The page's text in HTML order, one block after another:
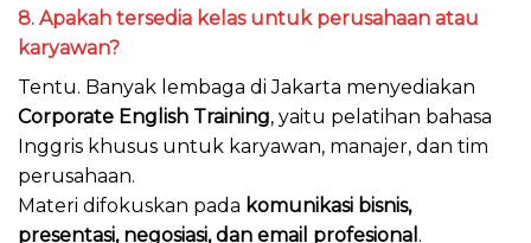
8. Apakah tersedia kelas untuk perusahaan atau
karyawan?
Tentu. Banyak lembaga di Jakarta menyediakan
Corporate English Training, yaitu pelatihan bahasa
Inggris khusus untuk karyawan, manajer, dan tim
perusahaan.
Materi difokuskan pada komunikasi bisnis,
presentasi, negosiasi, dan email profesional .